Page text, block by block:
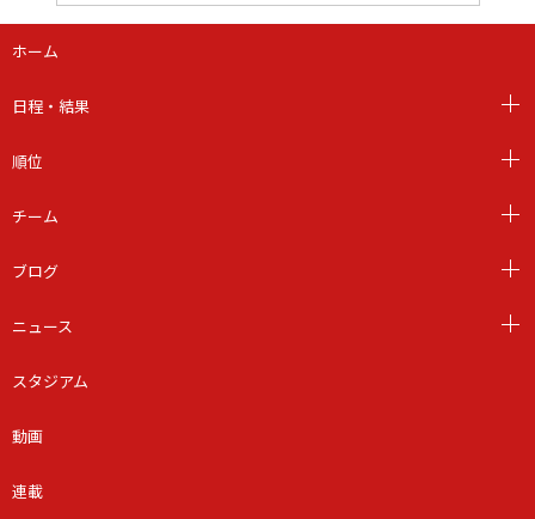
ホーム
日程・結果
順位
チーム
ブログ
ニュース
スタジアム
動画
連載